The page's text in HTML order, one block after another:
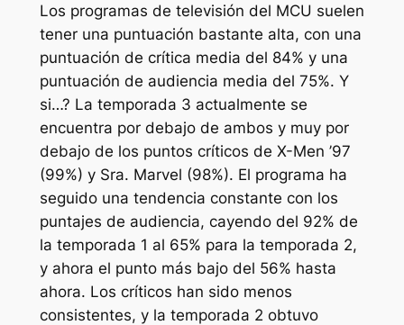
Los programas de televisión del MCU suelen
tener una puntuación bastante alta, con una
puntuación de crítica media del 84% y una
puntuación de audiencia media del 75%. Y
si…? La temporada 3 actualmente se
encuentra por debajo de ambos y muy por
debajo de los puntos críticos de X-Men ’97
(99%) y Sra. Marvel (98%). El programa ha
seguido una tendencia constante con los
puntajes de audiencia, cayendo del 92% de
la temporada 1 al 65% para la temporada 2,
y ahora el punto más bajo del 56% hasta
ahora. Los críticos han sido menos
consistentes, y la temporada 2 obtuvo